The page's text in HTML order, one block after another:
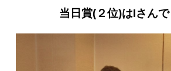
当日賞(２位)はIさんで